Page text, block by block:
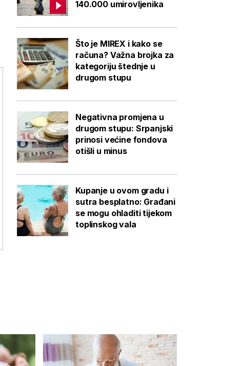
140.000 umirovljenika
Što je MIREX i kako se
računa? Važna brojka za
kategoriju štednje u
drugom stupu
Negativna promjena u
drugom stupu: Srpanjski
prinosi većine fondova
otišli u minus
Kupanje u ovom gradu i
sutra besplatno: Građani
se mogu ohladiti tijekom
toplinskog vala